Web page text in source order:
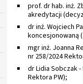
prof. dr hab. inż.
akredytacji
dr inż. Wojciech
koncesjonowaną
mgr inż. Joanna
nr 258/2024
dr Lidia Sobczak
Rektora PW);